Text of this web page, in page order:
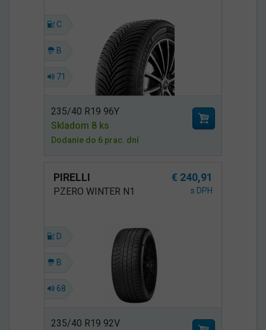
C
B
71
235/40 R19 96Y
Skladom 8 ks
Dodanie do 6 prac. dní
PIRELLI € 240,91
PZERO WINTER N1 s DPH
D
B
68
235/40 R19 92V